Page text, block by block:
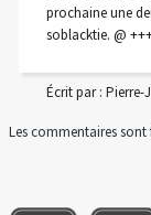
prochaine une
soblacktie. @
Écrit par : Pierre-
Les commentaires sont